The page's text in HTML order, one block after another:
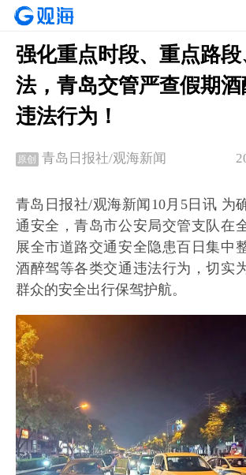
强化重点时段、重点路
法，青岛交管严查假期
违法行为！
原创 青岛日报社/观海新闻
青岛日报社/观海新闻10月5日讯 为
通安全，青岛市公安局交管支队在
展全市道路交通安全隐患百日集中
酒醉驾等各类交通违法行为，切实
群众的安全出行保驾护航。